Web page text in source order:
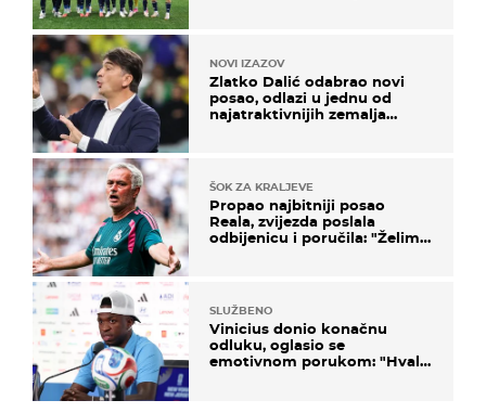
NOVI IZAZOV
Zlatko Dalić odabrao novi
posao, odlazi u jednu od
najatraktivnijih zemalja
ŠOK ZA KRALJEVE
Propao najbitniji posao
Reala, zvijezda poslala
odbijenicu i poručila: "Želim
SLUŽBENO
Vinicius donio konačnu
odluku, oglasio se
emotivnom porukom: "Hvala